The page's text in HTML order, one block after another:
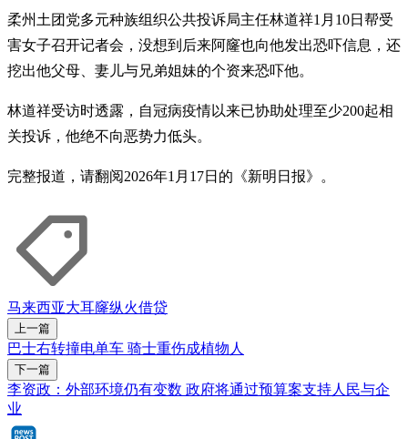
柔州土团党多元种族组织公共投诉局主任林道祥1月10日帮受
害女子召开记者会，没想到后来阿窿也向他发出恐吓信息，还
挖出他父母、妻儿与兄弟姐妹的个资来恐吓他。
林道祥受访时透露，自冠病疫情以来已协助处理至少200起相
关投诉，他绝不向恶势力低头。
完整报道，请翻阅2026年1月17日的《新明日报》。
马来西亚大耳窿纵火借贷
上一篇
巴士右转撞电单车 骑士重伤成植物人
下一篇
李资政：外部环境仍有变数 政府将通过预算案支持人民与企
业